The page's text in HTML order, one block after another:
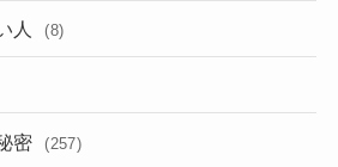
人 (8)
密 (257)